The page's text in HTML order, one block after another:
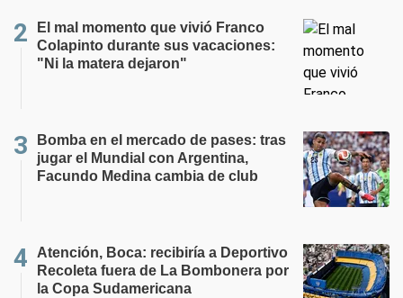
El mal momento que vivió Franco
Colapinto durante sus vacaciones:
"Ni la matera dejaron"
Bomba en el mercado de pases: tras
jugar el Mundial con Argentina,
Facundo Medina cambia de club
Atención, Boca: recibiría a Deportivo
Recoleta fuera de La Bombonera por
la Copa Sudamericana